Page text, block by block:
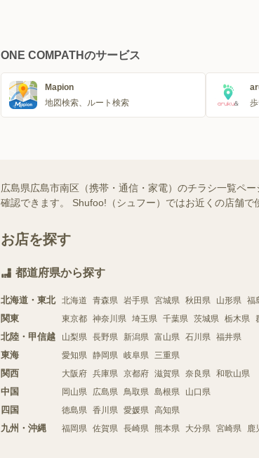
ONE COMPATHのサービス
Mapion
地図検索、ルート検索
広島県広島市南区（携帯・通信・家電）のチラシ一覧ペ
確認できます。 Shufoo!（シュフー）ではお近くの店舗
お店を探す
都道府県から探す
北海道・東北 北海道 青森県 岩手県 宮城県 秋田県 山形県 福
関東 東京都 神奈川県 埼玉県 千葉県 茨城県 栃木県
北陸・甲信越 山梨県 長野県 新潟県 富山県 石川県 福井県
東海 愛知県 静岡県 岐阜県 三重県
関西 大阪府 兵庫県 京都府 滋賀県 奈良県 和歌山県
中国 岡山県 広島県 鳥取県 島根県 山口県
四国 徳島県 香川県 愛媛県 高知県
九州・沖縄 福岡県 佐賀県 長崎県 熊本県 大分県 宮崎県 鹿